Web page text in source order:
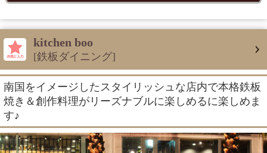
kitchen boo
[鉄板ダイニング]
南国をイメージしたスタイリッシュな店内で本格鉄板
焼き＆創作料理がリーズナブルに楽しめるに楽しめま
す♪